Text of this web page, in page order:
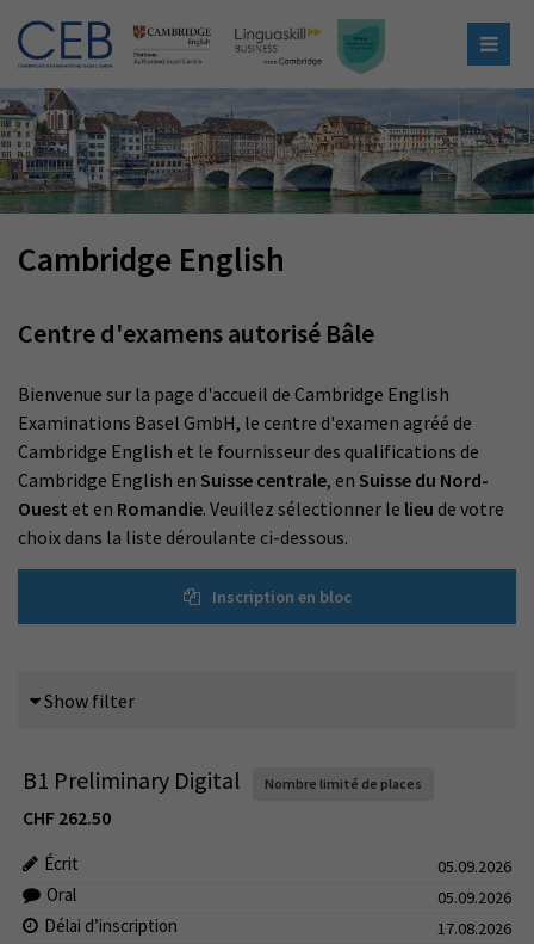
Cambridge English
Centre d'examens autorisé Bâle
Bienvenue sur la page d'accueil de Cambridge English
Examinations Basel GmbH, le centre d'examen agréé de
Cambridge English et le fournisseur des qualifications de
Cambridge English en Suisse centrale, en Suisse du Nord-
Ouest et en Romandie. Veuillez sélectionner le lieu de votre
choix dans la liste déroulante ci-dessous.
Inscription en bloc
Show filter
B1 Preliminary Digital Nombre limité de places
CHF 262.50
Écrit 05.09.2026
Oral 05.09.2026
Délai d’inscription 17.08.2026